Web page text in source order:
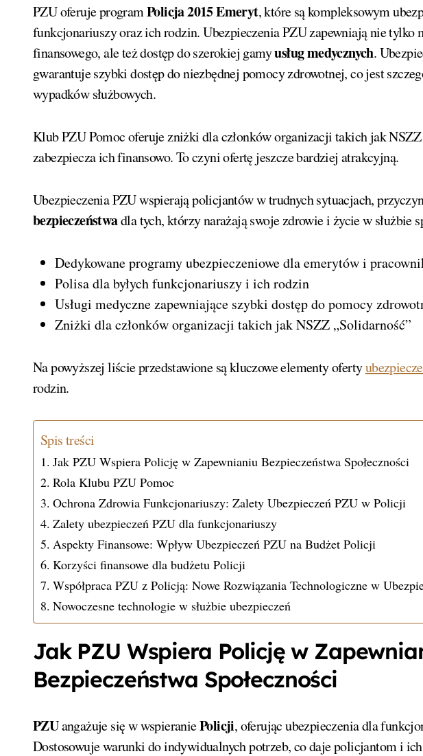
PZU oferuje programPolicja 2015 Emeryt, które są kompleksowym
funkcjonariuszy oraz ich rodzin. Ubezpieczenia PZU zapewniają nie
finansowego, ale też dostęp do szerokiej gamyusług medycznych.
gwarantuje szybki dostęp do niezbędnej pomocy zdrowotnej, co jest
wypadków służbowych.
Klub PZU Pomoc oferuje zniżki dla członków organizacji takich jak
zabezpiecza ich finansowo. To czyni ofertę jeszcze bardziej atrakcyjną.
Ubezpieczenia PZU wspierają policjantów w trudnych sytuacjach,
bezpieczeństwadla tych, którzy narażają swoje zdrowie i życie w służbie
Dedykowane programy ubezpieczeniowe dla emerytów i
Polisa dla byłych funkcjonariuszy i ich rodzin
Usługi medyczne zapewniające szybki dostęp do pomocy
Zniżki dla członków organizacji takich jak NSZZ „Solidarność”
Na powyższej liście przedstawione są kluczowe elementy oferty
rodzin.
Spis treści
Jak PZU Wspiera Policję w Zapewnianiu Bezpieczeństwa Społeczności
Rola Klubu PZU Pomoc
Ochrona Zdrowia Funkcjonariuszy: Zalety Ubezpieczeń PZU w Policji
Zalety ubezpieczeń PZU dla funkcjonariuszy
Aspekty Finansowe: Wpływ Ubezpieczeń PZU na Budżet Policji
Korzyści finansowe dla budżetu Policji
Współpraca PZU z Policją: Nowe Rozwiązania Technologiczne w
Nowoczesne technologie w służbie ubezpieczeń
Jak PZU Wspiera Policję w
Bezpieczeństwa Społeczności
PZUangażuje się w wspieraniePolicji, oferując ubezpieczenia dla
Dostosowuje warunki do indywidualnych potrzeb, co daje policjantom i